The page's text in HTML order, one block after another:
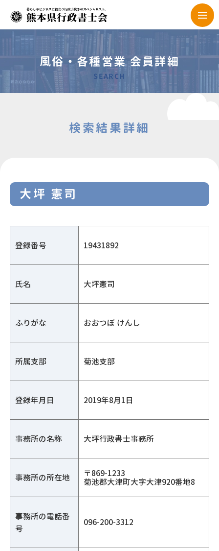
風俗・各種営業 会員詳細
SEARCH
検索結果詳細
大坪 憲司
登録番号 19431892
氏名 大坪憲司
ふりがな おおつぼ けんし
所属支部 菊池支部
登録年月日 2019年8月1日
事務所の名称 大坪行政書士事務所
事務所の所在地 〒869-1233
菊池郡大津町大字大津920番地8
事務所の電話番
号
096-200-3312